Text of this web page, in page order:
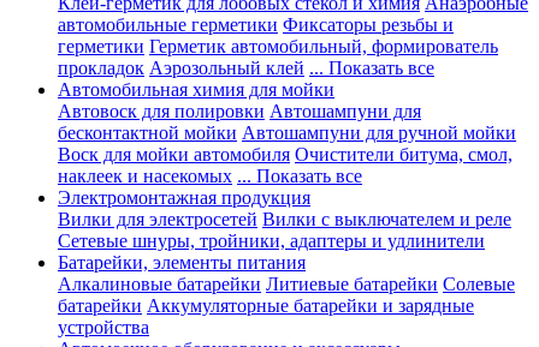
автомобильные герметики Фиксаторы резьбы и
герметики Герметик автомобильный, формирователь
прокладок Аэрозольный клей ... Показать все
Автомобильная химия для мойки
Автовоск для полировки Автошампуни для
бесконтактной мойки Автошампуни для ручной мойки
Воск для мойки автомобиля Очистители битума, смол,
наклеек и насекомых ... Показать все
Электромонтажная продукция
Вилки для электросетей Вилки с выключателем и реле
Сетевые шнуры, тройники, адаптеры и удлинители
Батарейки, элементы питания
Алкалиновые батарейки Литиевые батарейки Солевые
батарейки Аккумуляторные батарейки и зарядные
устройства